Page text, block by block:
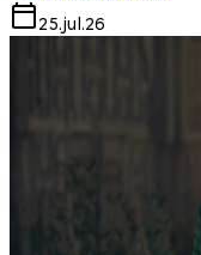
25.jul.26